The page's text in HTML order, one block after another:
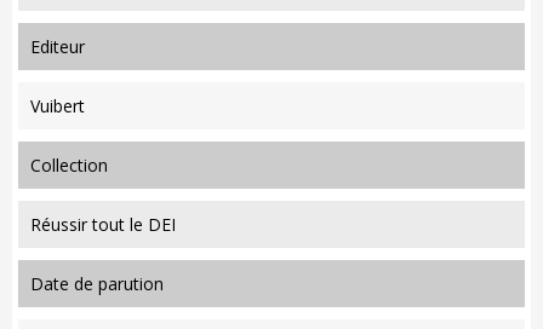
editeur
Vuibert
collection
Réussir tout le DEI
date de parution